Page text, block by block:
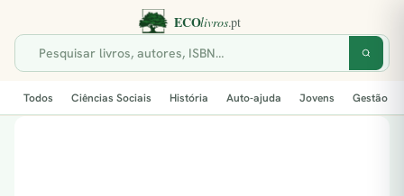
Todos Ciências Sociais História Auto-ajuda Jovens Gestão